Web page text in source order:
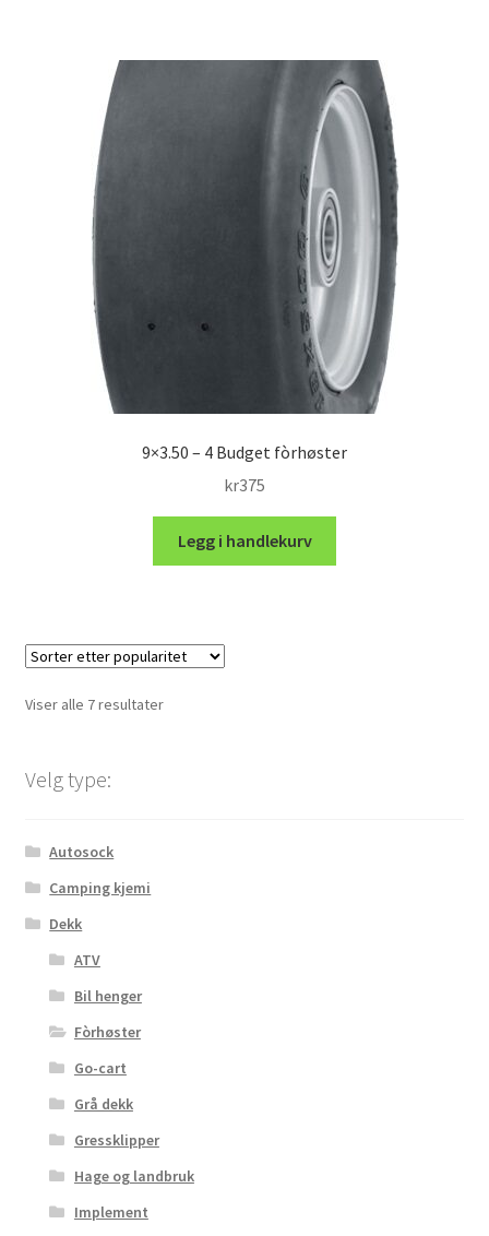
9×3.50 – 4 Budget fòrhøster
kr375
Legg i handlekurv
Viser alle 7 resultaterSortert
Velg type:
Autosock
Camping kjemi
Dekk
ATV
Bil henger
Fòrhøster
Go-cart
Grå dekk
Gressklipper
Hage og landbruk
Implement